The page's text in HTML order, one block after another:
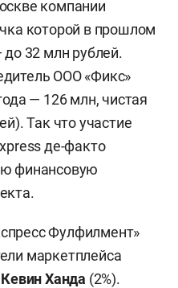
компании
которой в прошлом
до 32 млн рублей.
ООО «Фикс»
— 126 млн, чистая
Так что участие
де-факто
финансовую
Фулфилмент»
маркетплейса
Кевин Ханда (2%).